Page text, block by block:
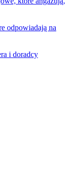
odpowiadają na
i doradcy